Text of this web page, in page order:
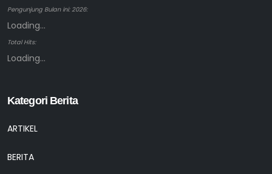
Pengunjung Bulan ini: 2026:
Loading...
Total Hits:
Loading...
Kategori Berita
ARTIKEL
BERITA